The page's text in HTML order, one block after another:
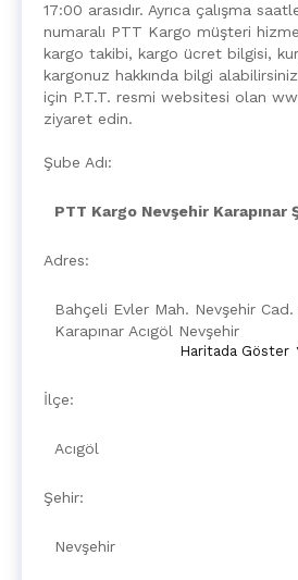
17:00 arasıdır. Ayrıca çalışma
numaralı PTT Kargo müşteri
kargo takibi, kargo ücret bilgisi,
kargonuz hakkında bilgi
için P.T.T. resmi websitesi olan
ziyaret edin.
Şube Adı:
PTT Kargo Nevşehir Karapınar
Adres:
Bahçeli Evler Mah. Nevşehir Cad.
Karapınar Acıgöl Nevşehir
Haritada Göster
İlçe:
Acıgöl
Şehir:
Nevşehir